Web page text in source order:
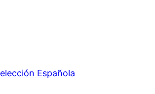
Española